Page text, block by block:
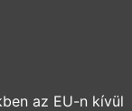
az EU-n kívül